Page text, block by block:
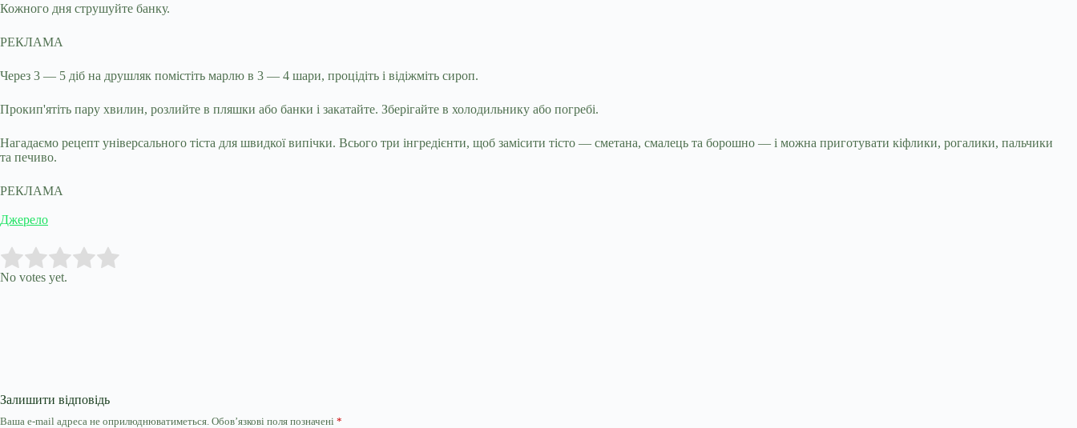
Кожного дня струшуйте банку.
РЕКЛАМА
Через 3 — 5 діб на друшляк помістіть марлю в 3 — 4 шари, процідіть і відіжміть сироп.
Прокип'ятіть пару хвилин, розлийте в пляшки або банки і закатайте. Зберігайте в холодильнику або погребі.
Нагадаємо рецепт універсального тіста для швидкої випічки. Всього три інгредієнти, щоб замісити тісто — сметана, смалець та борошно — і можна приготувати кіфлики, рогалики, пальчики
та печиво.
РЕКЛАМА
Джерело
Rate this item:
No votes yet.
Залишити відповідь
Ваша e-mail адреса не оприлюднюватиметься. Обов’язкові поля позначені *